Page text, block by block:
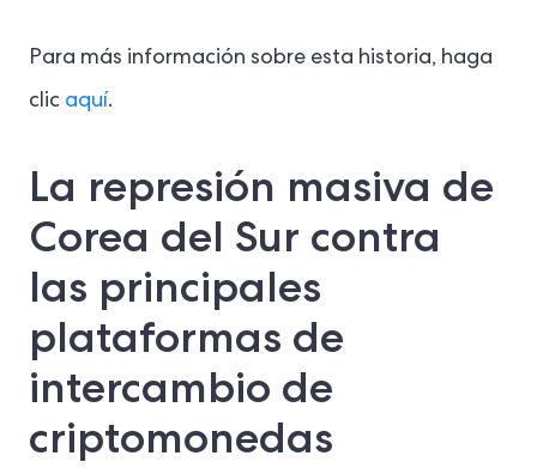
Para más información sobre esta historia, haga
clic aquí.
La represión masiva de
Corea del Sur contra
las principales
plataformas de
intercambio de
criptomonedas